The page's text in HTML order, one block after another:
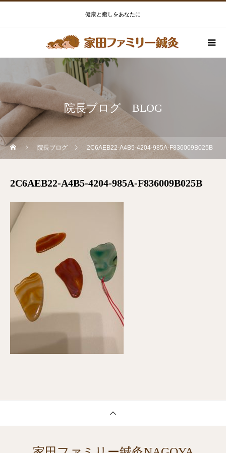
健康と癒しをあなたに
院長ブログ BLOG
院長ブログ 2C6AEB22-A4B5-4204-985A-F836009B025B
2C6AEB22-A4B5-4204-985A-F836009B025B